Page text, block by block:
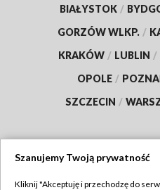
BIAŁYSTOK /
GORZÓW WLKP. /
KRAKÓW / LUBLIN /
OPOLE /
SZCZECIN /
Szanujemy Twoją prywatność
Kliknij "Akceptuję i przechodzę do